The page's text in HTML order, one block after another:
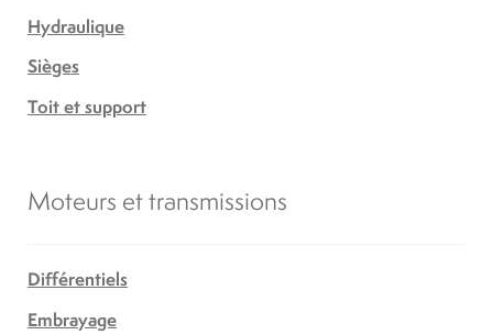
Hydraulique
Sièges
Toit et support
Moteurs et transmissions
Différentiels
Embrayage